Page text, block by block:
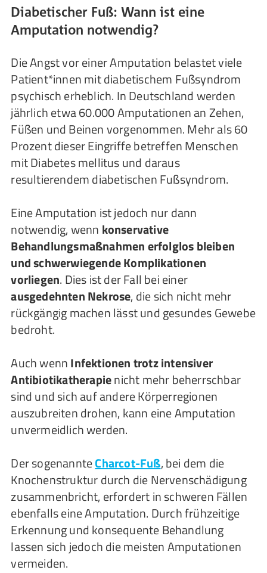
Diabetischer Fuß: Wann ist eine
Amputation notwendig?
Die Angst vor einer Amputation belastet viele
Patient*innen mit diabetischem Fußsyndrom
psychisch erheblich. In Deutschland werden
jährlich etwa 60.000 Amputationen an Zehen,
Füßen und Beinen vorgenommen. Mehr als 60
Prozent dieser Eingriffe betreffen Menschen
mit Diabetes mellitus und daraus
resultierendem diabetischen Fußsyndrom.
Eine Amputation ist jedoch nur dann
notwendig, wenn konservative
Behandlungsmaßnahmen erfolglos bleiben
und schwerwiegende Komplikationen
vorliegen. Dies ist der Fall bei einer
ausgedehnten Nekrose, die sich nicht mehr
rückgängig machen lässt und gesundes Gewebe
bedroht.
Auch wennInfektionen trotz intensiver
Antibiotikatherapienicht mehr beherrschbar
sind und sich auf andere Körperregionen
auszubreiten drohen, kann eine Amputation
unvermeidlich werden.
Der sogenannteCharcot-Fuß, bei dem die
Knochenstruktur durch die Nervenschädigung
zusammenbricht, erfordert in schweren Fällen
ebenfalls eine Amputation. Durch frühzeitige
Erkennung und konsequente Behandlung
lassen sich jedoch die meisten Amputationen
vermeiden.